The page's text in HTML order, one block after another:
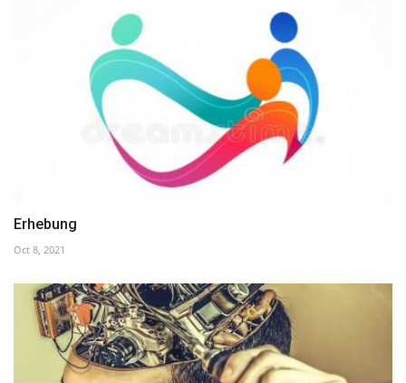
Erhebung
Oct 8, 2021